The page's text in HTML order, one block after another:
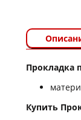
Прокладка
Купить